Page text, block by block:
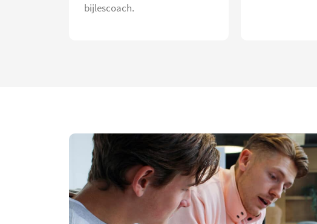
bijlescoach.